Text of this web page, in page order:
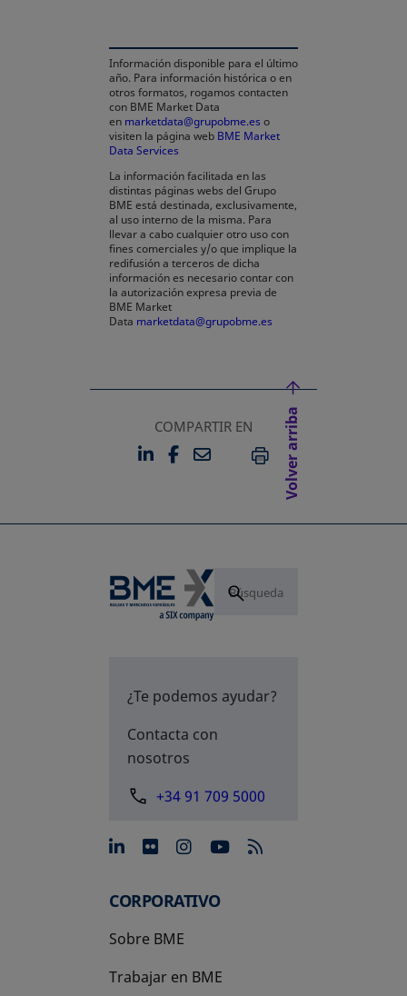
Información disponible para el último
año. Para información histórica o en
otros formatos, rogamos contacten
con BME Market Data
en marketdata@grupobme.es o
visiten la página web BME Market
Data Services
La información facilitada en las
distintas páginas webs del Grupo
BME está destinada, exclusivamente,
al uso interno de la misma. Para
llevar a cabo cualquier otro uso con
fines comerciales y/o que implique la
redifusión a terceros de dicha
información es necesario contar con
la autorización expresa previa de
BME Market
Data marketdata@grupobme.es
COMPARTIR EN
LINKEDIN
SE ABRE EN UNA PESTAÑA
FACEBOOK
SE ABRE EN UNA
EMAILIMPRIMIR
Volver arriba
¿Te podemos ayudar?
Contacta con
nosotros
+34 91 709 5000
se abre en una pestaña
se abre en una pestaña
se abre en una
se abre en una
CORPORATIVO
Sobre BME
Trabajar en BME